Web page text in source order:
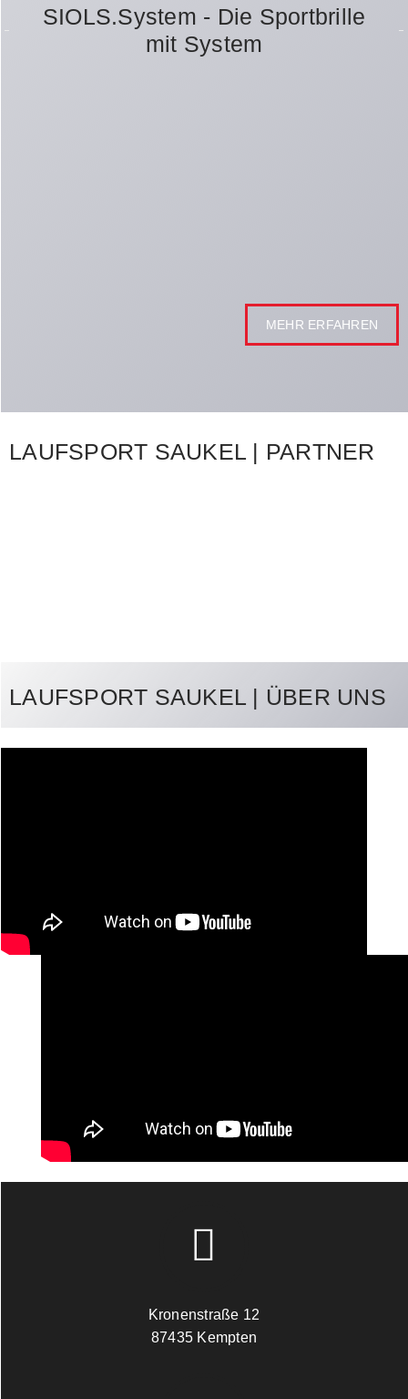
SIOLS.System - Die Sportbrille
mit System
MEHR ERFAHREN
LAUFSPORT SAUKEL | PARTNER
LAUFSPORT SAUKEL | ÜBER UNS
Kronenstraße 12
87435 Kempten